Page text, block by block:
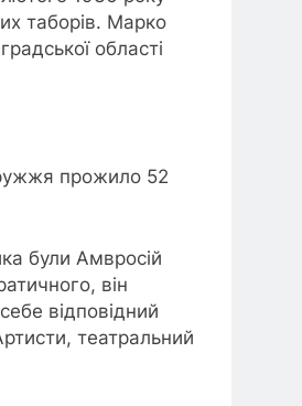
таборів. Марко
області
прожило 52
були Амвросій
він
відповідний
театральний